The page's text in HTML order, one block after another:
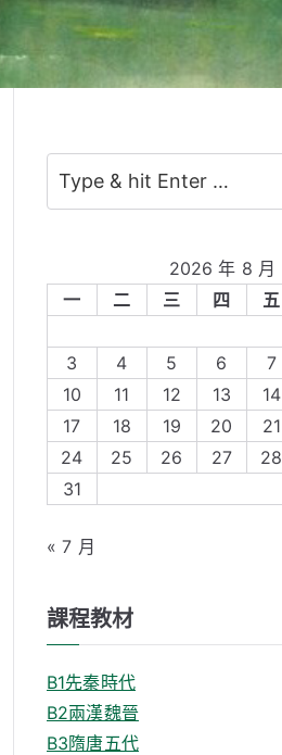
2026 年 8 月
一
二 三 四 五
3
4 5 6 7
10
11 12 13 14
17
18 19 20 21
24
25 26 27 28
31
« 7 月
課程教材
B1先秦時代
B2兩漢魏晉
B3隋唐五代